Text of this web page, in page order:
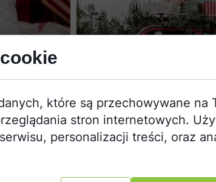
które są przechowywane na
stron internetowych.
personalizacji treści, oraz